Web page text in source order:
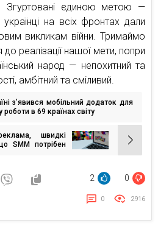
Згуртовані єдиною метою —
на всіх фронтах дали
викликам війни. Тримаймо
реалізації нашої мети, попри
народ — непохитний та
амбітний та сміливий.
з’явився мобільний додаток для
роботи в 69 країнах світу
швидкі
SMM потрібен
2 0
0 2916